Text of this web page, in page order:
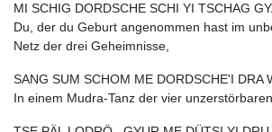
MI SCHIG DORDSCHE SCHI YI TSCHAG
Du, der du Geburt angenommen hast im
Netz der drei Geheimnisse,
SANG SUM SCHOM ME DORDSCHE'I DRA
In einem Mudra-Tanz der vier unzerstörbaren